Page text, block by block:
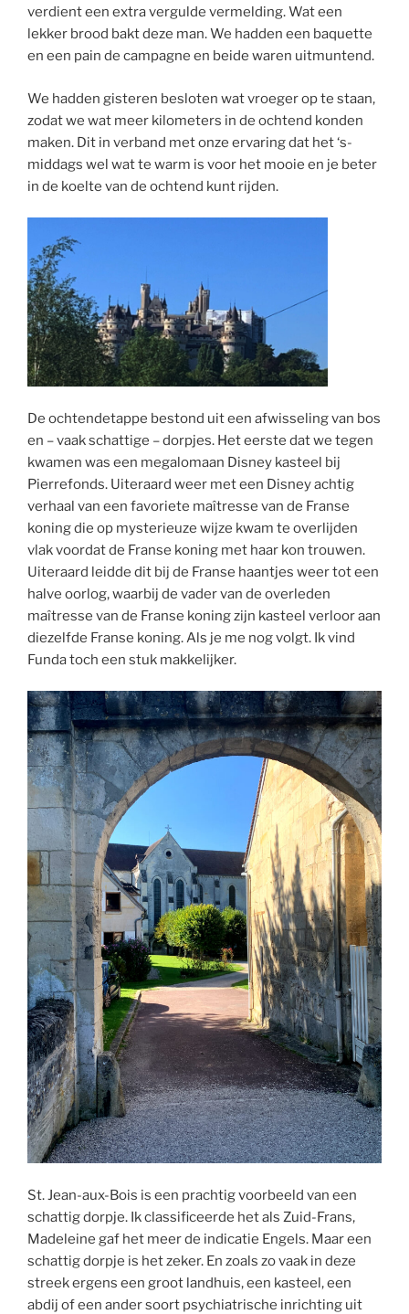
verdient een extra vergulde vermelding. Wat een
lekker brood bakt deze man. We hadden een baquette
en een pain de campagne en beide waren uitmuntend.
We hadden gisteren besloten wat vroeger op te staan,
zodat we wat meer kilometers in de ochtend konden
maken. Dit in verband met onze ervaring dat het ‘s-
middags wel wat te warm is voor het mooie en je beter
in de koelte van de ochtend kunt rijden.
De ochtendetappe bestond uit een afwisseling van bos
en – vaak schattige – dorpjes. Het eerste dat we tegen
kwamen was een megalomaan Disney kasteel bij
Pierrefonds. Uiteraard weer met een Disney achtig
verhaal van een favoriete maîtresse van de Franse
koning die op mysterieuze wijze kwam te overlijden
vlak voordat de Franse koning met haar kon trouwen.
Uiteraard leidde dit bij de Franse haantjes weer tot een
halve oorlog, waarbij de vader van de overleden
maîtresse van de Franse koning zijn kasteel verloor aan
diezelfde Franse koning. Als je me nog volgt. Ik vind
Funda toch een stuk makkelijker.
St. Jean-aux-Bois is een prachtig voorbeeld van een
schattig dorpje. Ik classificeerde het als Zuid-Frans,
Madeleine gaf het meer de indicatie Engels. Maar een
schattig dorpje is het zeker. En zoals zo vaak in deze
streek ergens een groot landhuis, een kasteel, een
abdij of een ander soort psychiatrische inrichting uit